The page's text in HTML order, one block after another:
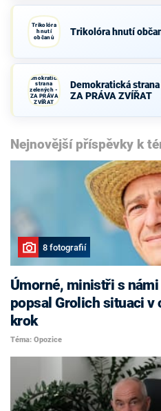
Trikolóra
hnutí
občanů
Trikolóra hnutí
Demokratická
strana
zelených -
ZA PRÁVA
ZVÍŘAT
Demokratická
ZA PRÁVA ZVÍŘAT
Nejnovější příspěvky k
8 fotografií
Úmorné, ministři s
popsal Grolich situaci v
krok
Téma: Opozice